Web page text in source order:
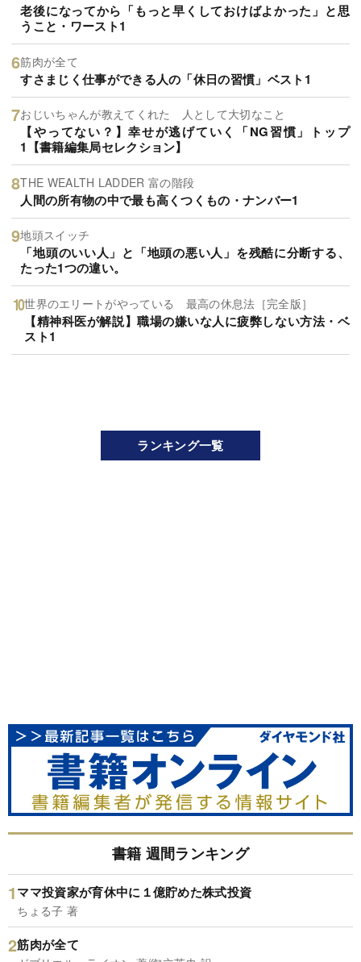
老後になってから「もっと早くしておけばよかった」と思
うこと・ワースト1
筋肉が全て
すさまじく仕事ができる人の「休日の習慣」ベスト1
おじいちゃんが教えてくれた 人として大切なこと
【やってない？】幸せが逃げていく「NG習慣」トップ
1【書籍編集局セレクション】
THE WEALTH LADDER 富の階段
人間の所有物の中で最も高くつくもの・ナンバー1
地頭スイッチ
「地頭のいい人」と「地頭の悪い人」を残酷に分断する、
たった1つの違い。
世界のエリートがやっている 最高の休息法［完全版］
【精神科医が解説】職場の嫌いな人に疲弊しない方法・ベ
スト1
ランキング一覧
書籍 週間ランキング
ママ投資家が育休中に１億貯めた株式投資
ちょる子 著
筋肉が全て